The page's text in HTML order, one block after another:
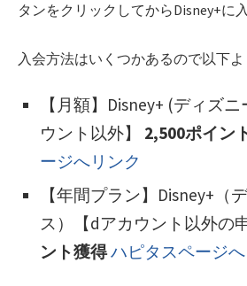
タンをクリックしてからDisney+に
入会方法はいくつかあるので以下よ
【月額】Disney+ (ディズ
ウント以外】
2,500ポイン
ージへリンク
【年間プラン】Disney+（
ス）【dアカウント以外の申
ント獲得ハピタスページ